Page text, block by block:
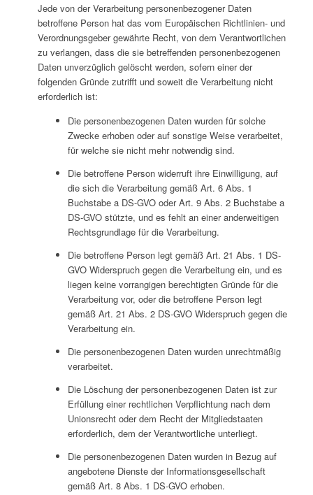
Jede von der Verarbeitung personenbezogener Daten
betroffene Person hat das vom Europäischen Richtlinien- und
Verordnungsgeber gewährte Recht, von dem Verantwortlichen
zu verlangen, dass die sie betreffenden personenbezogenen
Daten unverzüglich gelöscht werden, sofern einer der
folgenden Gründe zutrifft und soweit die Verarbeitung nicht
erforderlich ist:
Die personenbezogenen Daten wurden für solche
Zwecke erhoben oder auf sonstige Weise verarbeitet,
für welche sie nicht mehr notwendig sind.
Die betroffene Person widerruft ihre Einwilligung, auf
die sich die Verarbeitung gemäß Art. 6 Abs. 1
Buchstabe a DS-GVO oder Art. 9 Abs. 2 Buchstabe a
DS-GVO stützte, und es fehlt an einer anderweitigen
Rechtsgrundlage für die Verarbeitung.
Die betroffene Person legt gemäß Art. 21 Abs. 1 DS-
GVO Widerspruch gegen die Verarbeitung ein, und es
liegen keine vorrangigen berechtigten Gründe für die
Verarbeitung vor, oder die betroffene Person legt
gemäß Art. 21 Abs. 2 DS-GVO Widerspruch gegen die
Verarbeitung ein.
Die personenbezogenen Daten wurden unrechtmäßig
verarbeitet.
Die Löschung der personenbezogenen Daten ist zur
Erfüllung einer rechtlichen Verpflichtung nach dem
Unionsrecht oder dem Recht der Mitgliedstaaten
erforderlich, dem der Verantwortliche unterliegt.
Die personenbezogenen Daten wurden in Bezug auf
angebotene Dienste der Informationsgesellschaft
gemäß Art. 8 Abs. 1 DS-GVO erhoben.